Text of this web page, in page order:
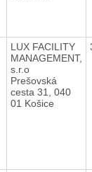
LUX FACILITY
MANAGEMENT,
s.r.o
Prešovská
cesta 31, 040
01 Košice